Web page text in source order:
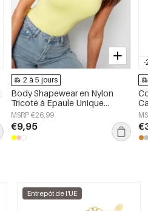
2 à 5 jours
Body Shapewear en Nylon
Tricoté à Épaule Unique
Printemps/Été Couleur Unie
MSRP €26,99
€9,95
-
Entrepôt de l'UE